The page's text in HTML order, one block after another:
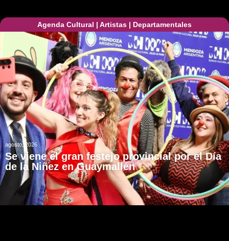
Agenda Cultural | Artistas | Departamentales
agosto, 2026
Se viene el gran festejo provincial por el Día
de la Niñez en Guaymallén